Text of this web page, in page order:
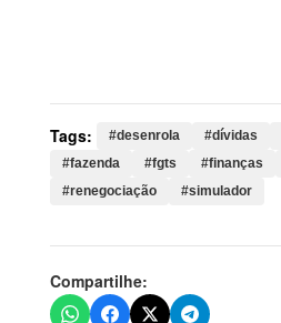
Tags: #desenrola #dívidas
#fazenda
#fgts #finanças
#renegociação
#simulador
Compartilhe: